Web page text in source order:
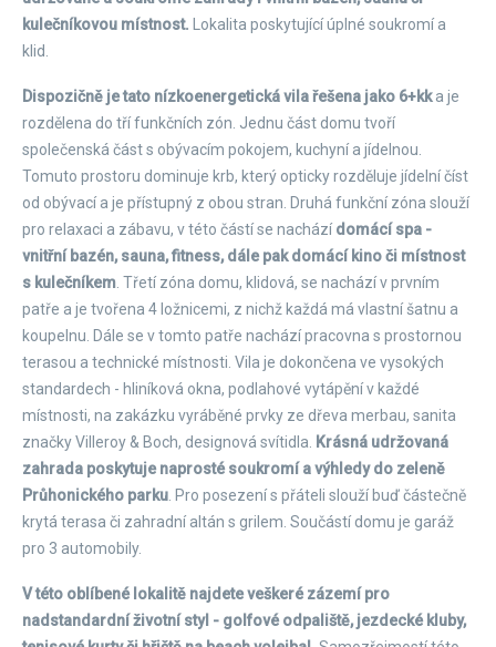
kulečníkovou místnost.
Lokalita poskytující úplné soukromí a
klid.
Dispozičně je tato nízkoenergetická vila řešena jako 6+kka je
rozdělena do tří funkčních zón. Jednu část domu tvoří
společenská část s obývacím pokojem, kuchyní a jídelnou.
Tomuto prostoru dominuje krb, který opticky rozděluje jídelní číst
od obývací a je přístupný z obou stran. Druhá funkční zóna slouží
pro relaxaci a zábavu, v této částí se nacházídomácí spa -
vnitřní bazén, sauna, fitness, dále pak domácí kino či místnost
s kulečníkem . Třetí zóna domu, klidová, se nachází v prvním
patře a je tvořena 4 ložnicemi, z nichž každá má vlastní šatnu a
koupelnu. Dále se v tomto patře nachází pracovna s prostornou
terasou a technické místnosti. Vila je dokončena ve vysokých
standardech - hliníková okna, podlahové vytápění v každé
místnosti, na zakázku vyráběné prvky ze dřeva merbau, sanita
značky Villeroy & Boch, designová svítidla.
Krásná udržovaná
zahrada poskytuje naprosté soukromí a výhledy do zeleně
Průhonického parku . Pro posezení s přáteli slouží buď částečně
krytá terasa či zahradní altán s grilem. Součástí domu je garáž
pro 3 automobily.
V této oblíbené lokalitě najdete veškeré zázemí pro
nadstandardní životní styl - golfové odpaliště, jezdecké kluby,